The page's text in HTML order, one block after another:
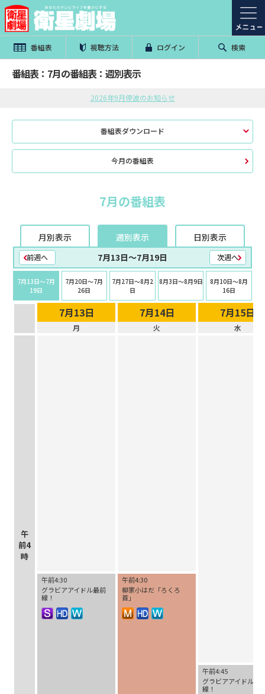
番組表 視聴方法 ログイン 検索
番組表：7月の番組表：週別表示
2026年9月停波のお知らせ
番組表ダウンロード
今月の番組表
7月の番組表
月別表示 週別表示 日別表示
前週へ 7月13日〜7月19日 次週へ
7月13日〜7月
19日
7月20日〜7月
26日
7月27日〜8月2
日
8月3日〜8月9日
8月10日〜8月
16日
7月13日
月
7月14日
火
7月15日
水
午
前4
時
午前4:30
グラビアアイドル最前
線！
午前4:30
柳家小はだ「ろくろ
首」
午前4:45
グラビアアイドル最
線！